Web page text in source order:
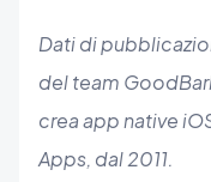
Dati di
del team
crea app native
Apps, dal 2011.